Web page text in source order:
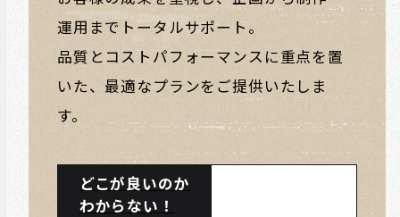
運用までトータルサポート。
品質とコストパフォーマンスに重点を置
いた、最適なプランをご提供いたしま
す。
どこが良いのか
わからない！